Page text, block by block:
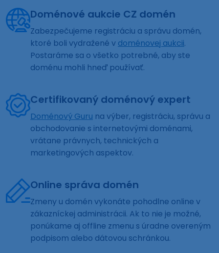
Doménové aukcie CZ domén
Zabezpečujeme registráciu a správu domén,
ktoré boli vydražené v doménovej aukcii.
Postaráme sa o všetko potrebné, aby ste
doménu mohli hneď používať.
Certifikovaný doménový expert
Doménový Guru na výber, registráciu, správu a
obchodovanie s internetovými doménami,
vrátane právnych, technických a
marketingových aspektov.
Online správa domén
Zmeny u domén vykonáte pohodlne online v
zákazníckej administrácii. Ak to nie je možné,
ponúkame aj offline zmenu s úradne overeným
podpisom alebo dátovou schránkou.